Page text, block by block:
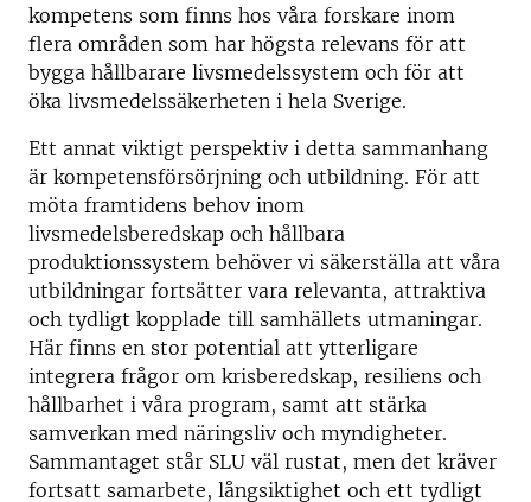
kompetens som finns hos våra forskare inom
flera områden som har högsta relevans för att
bygga hållbarare livsmedelssystem och för att
öka livsmedelssäkerheten i hela Sverige.
Ett annat viktigt perspektiv i detta sammanhang
är kompetensförsörjning och utbildning. För att
möta framtidens behov inom
livsmedelsberedskap och hållbara
produktionssystem behöver vi säkerställa att våra
utbildningar fortsätter vara relevanta, attraktiva
och tydligt kopplade till samhällets utmaningar.
Här finns en stor potential att ytterligare
integrera frågor om krisberedskap, resiliens och
hållbarhet i våra program, samt att stärka
samverkan med näringsliv och myndigheter.
Sammantaget står SLU väl rustat, men det kräver
fortsatt samarbete, långsiktighet och ett tydligt